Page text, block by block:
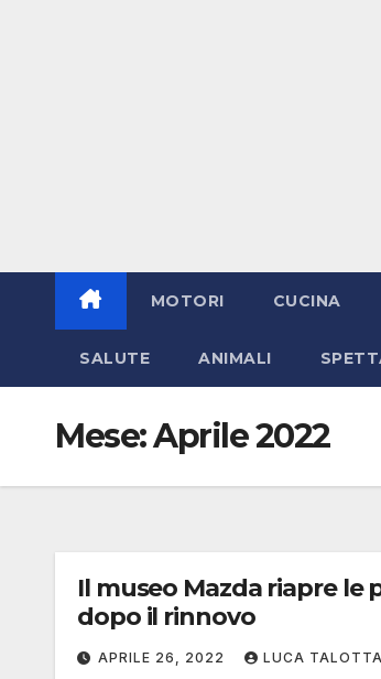
MOTORI CUCINA
SALUTE ANIMALI
Mese:Aprile 2022
Il museo Mazda riapre le
dopo il rinnovo
APRILE 26, 2022 LUCA TALOTTA